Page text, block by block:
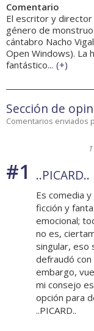
Comentario
El escritor y
género de
cántabro Nacho
Open Windows). La
fantástico... (+)
Sección de
Comentarios enviados
#1 ..PICARD..
Es comedia
ficción y
emocional;
no es,
singular, eso
defraudó
embargo,
mi consejo
opción para
..PICARD..